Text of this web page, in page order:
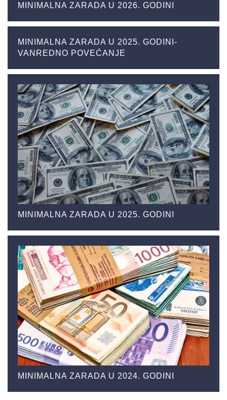
MINIMALNA ZARADA U 2026. GODINI
MINIMALNA ZARADA U 2025. GODINI-
VANREDNO POVEĆANJE
MINIMALNA ZARADA U 2025. GODINI
MINIMALNA ZARADA U 2024. GODINI